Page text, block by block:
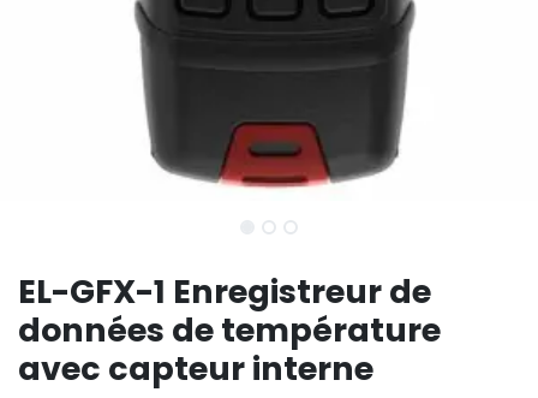
EL-GFX-1 Enregistreur de
données de température
avec capteur interne